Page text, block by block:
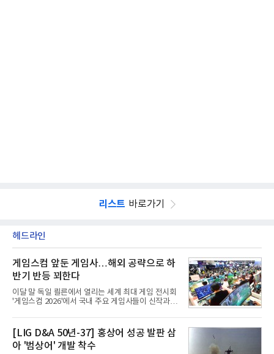
리스트 바로가기
헤드라인
게임스컴 앞둔 게임사…해외 공략으로 하
반기 반등 꾀한다
이달 말 독일 쾰른에서 열리는 세계 최대 게임 전시회
'게임스컴 2026'에서 국내 주요 게임사들이 신작과 글
체별로 엇갈린 가운데 하반기 신작 흥행과 해외 시장
성과가 실적을 좌우할 핵심 변수로 떠오르고 있다.8일
업계에 따르면 올해 상반기 게임업계는 기업별 성적
표가 크게 갈렸다. 대표적으로 크래프톤은 'PUBG: 배
[LIG D&A 50년-37] 홍상어 성공 발판 삼
아 '범상어' 개발 착수